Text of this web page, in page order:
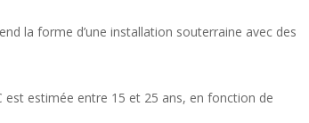
la forme d’une installation souterraine avec des
est estimée entre 15 et 25 ans, en fonction de